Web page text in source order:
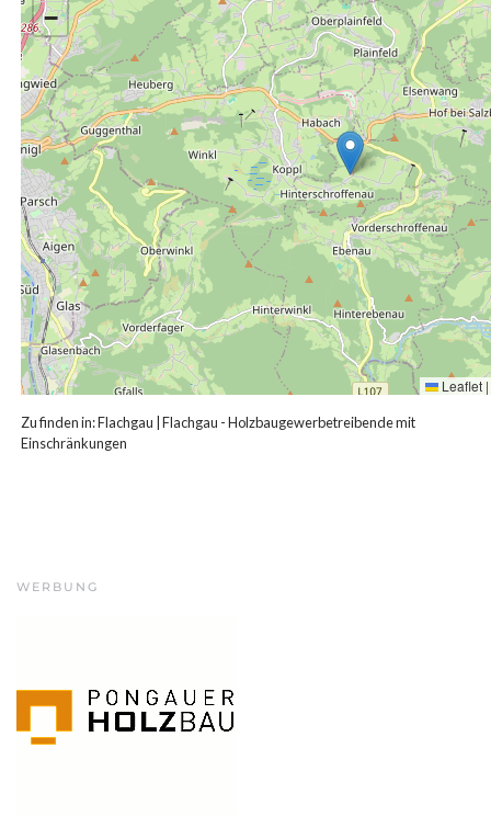
−
Leaflet |
Zu finden in:Flachgau Flachgau - Holzbaugewerbetreibende mit
Einschränkungen
WERBUNG